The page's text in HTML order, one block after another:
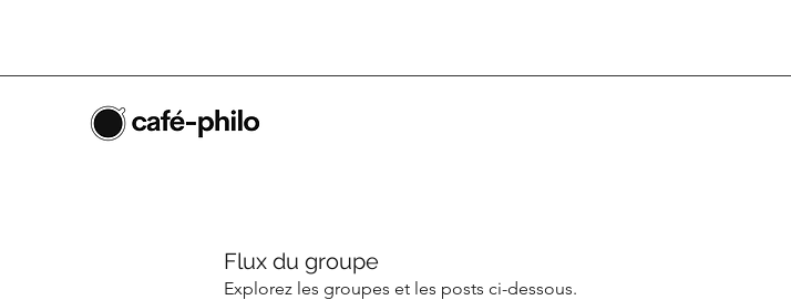
Flux du groupe
Explorez les groupes et les posts ci-dessous.